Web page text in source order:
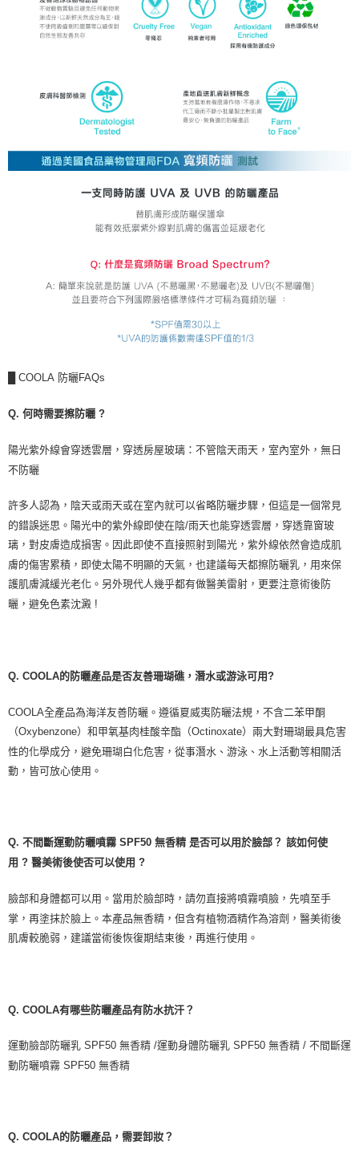
COOLA 防曬FAQs
Q. 何時需要擦防曬 ?
陽光紫外線會穿透雲層，穿透房屋玻璃：不管陰天雨天，室內室外，無日
不防曬
許多人認為，陰天或雨天或在室內就可以省略防曬步驟，但這是一個常見
的錯誤迷思。陽光中的紫外線即使在陰/雨天也能穿透雲層，穿透靠窗玻
璃，對皮膚造成損害。因此即使不直接照射到陽光，紫外線依然會造成肌
膚的傷害累積，即使太陽不明顯的天氣，也建議每天都擦防曬乳，用來保
護肌膚減緩光老化。另外現代人幾乎都有做醫美雷射，更要注意術後防
曬，避免色素沈澱 !
Q. COOLA的防曬產品是否友善珊瑚礁，潛水或游泳可用?
COOLA全產品為海洋友善防曬。遵循夏威夷防曬法規，不含二苯甲酮
（Oxybenzone）和甲氧基肉桂酸辛酯（Octinoxate）兩大對珊瑚最具危害
性的化學成分，避免珊瑚白化危害，從事潛水、游泳、水上活動等相關活
動，皆可放心使用。
Q. 不間斷運動防曬噴霧 SPF50 無香精 是否可以用於臉部？ 該如何使
用 ? 醫美術後使否可以使用 ?
臉部和身體都可以用。當用於臉部時，請勿直接將噴霧噴臉，先噴至手
掌，再塗抹於臉上。本產品無香精，但含有植物酒精作為溶劑，醫美術後
肌膚較脆弱，建議當術後恢復期結束後，再進行使用。
Q. COOLA有哪些防曬產品有防水抗汗？
運動臉部防曬乳 SPF50 無香精 /運動身體防曬乳 SPF50 無香精 / 不間斷運
動防曬噴霧 SPF50 無香精
Q. COOLA的防曬產品，需要卸妝？